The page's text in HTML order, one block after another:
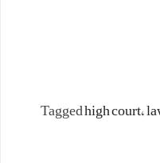
Tagged high court،